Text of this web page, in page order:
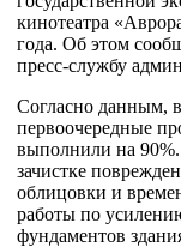
кинотеатра
года. Об этом
пресс-службу
Согласно данным,
первоочередные
выполнили на
зачистке
облицовки и
работы по
фундаментов